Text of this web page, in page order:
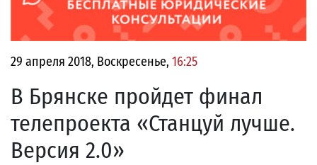
29 апреля 2018, Воскресенье, 16:25
В Брянске пройдет финал
телепроекта «Станцуй лучше.
Версия 2.0»